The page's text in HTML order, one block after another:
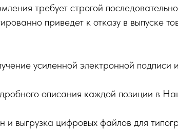
требует строгой
приведет к отказу в выпуске
усиленной электронной подписи
описания каждой позиции в
и выгрузка цифровых файлов для